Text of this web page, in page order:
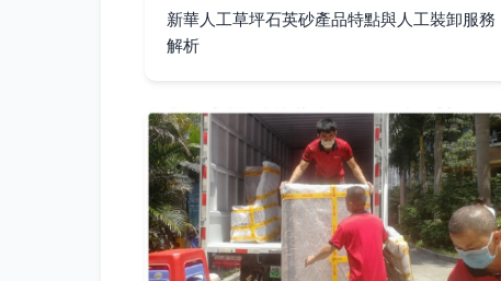
新華人工草坪石英砂產品特點與人工裝卸服務
解析